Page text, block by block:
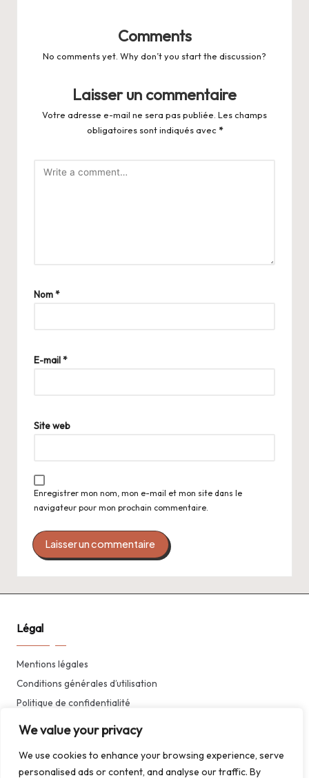
We value your privacy
We use cookies to enhance your browsing experience, serve
personalised ads or content, and analyse our traffic. By
Comments
No comments yet. Why don’t you start the discussion?
Laisser un commentaire
Votre adresse e-mail ne sera pas publiée. Les champs
obligatoires sont indiqués avec *
Nom*
E-mail*
Site web
Enregistrer mon nom, mon e-mail et mon site dans le
navigateur pour mon prochain commentaire.
Légal
Mentions légales
Conditions générales d’utilisation
Politique de confidentialité